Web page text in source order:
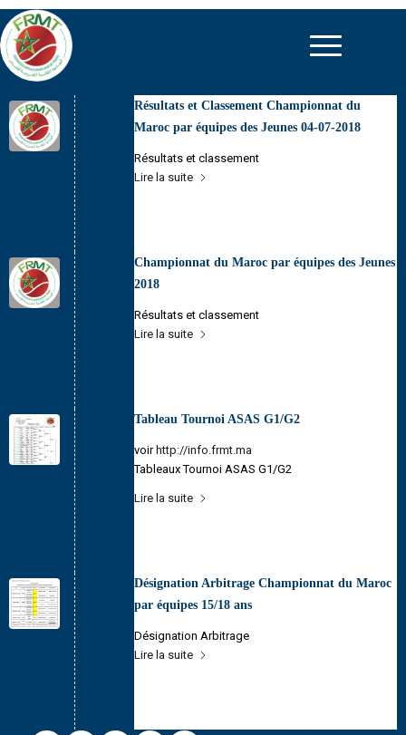
Résultats et Classement Championnat du
Maroc par équipes des Jeunes 04-07-2018
Résultats et classement
Lire la suite
Championnat du Maroc par équipes des Jeunes
2018
Résultats et classement
Lire la suite
Tableau Tournoi ASAS G1/G2
voir http://info.frmt.ma
Tableaux Tournoi ASAS G1/G2
Lire la suite
Désignation Arbitrage Championnat du Maroc
par équipes 15/18 ans
Désignation Arbitrage
Lire la suite